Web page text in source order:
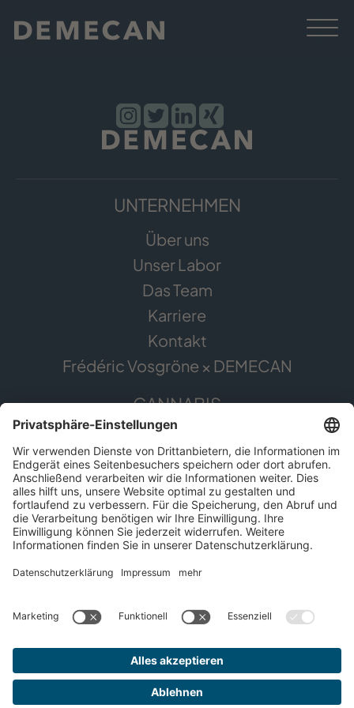
UNTERNEHMEN
Über uns
Unser Labor
Das Team
Karriere
Kontakt
Frédéric Vosgröne × DEMECAN
CANNABIS
Die Pflanze
Anwendungsgebiete
Cannabis erleben
Cannabis Anbau
SERVICE
Apothekenfinder
ImpressumDatenschutz